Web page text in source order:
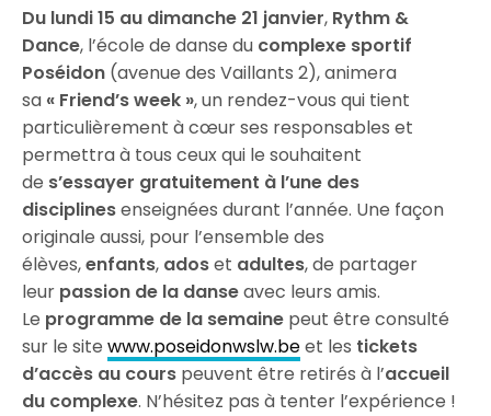
Du lundi 15 au dimanche 21 janvier, Rythm &
Dance, l’école de danse du complexe sportif
Poséidon (avenue des Vaillants 2), animera
sa « Friend’s week », un rendez-vous qui tient
particulièrement à cœur ses responsables et
permettra à tous ceux qui le souhaitent
de s’essayer gratuitement à l’une des
disciplinesenseignées durant l’année. Une façon
originale aussi, pour l’ensemble des
élèves,enfants, adoset adultes, de partager
leur passion de la danseavec leurs amis.
Le programme de la semaine peut être consulté
sur le sitewww.poseidonwslw.beet les tickets
d’accès au cours peuvent être retirés à l’accueil
du complexe. N’hésitez pas à tenter l’expérience !